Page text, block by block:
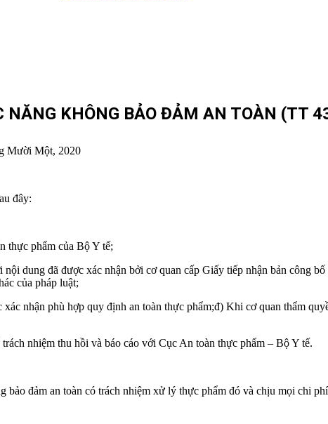
NĂNG KHÔNG BẢO ĐẢM AN TOÀN (TT
Mười Một, 2020
đây:
thực phẩm của Bộ Y tế;
dung đã được xác nhận bởi cơ quan cấp Giấy tiếp nhận bản công
của pháp luật;
nhận phù hợp quy định an toàn thực phẩm;đ) Khi cơ quan thẩm
nhiệm thu hồi và báo cáo với Cục An toàn thực phẩm – Bộ Y tế.
bảo đảm an toàn có trách nhiệm xử lý thực phẩm đó và chịu mọi chi